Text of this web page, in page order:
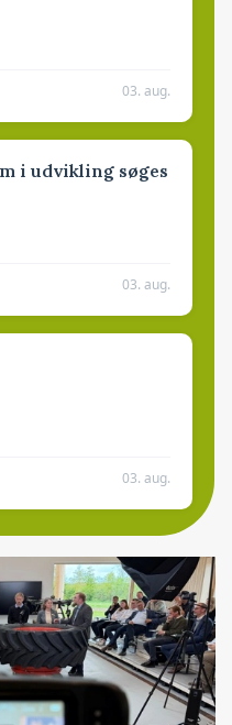
03. aug.
i udvikling søges
03. aug.
03. aug.